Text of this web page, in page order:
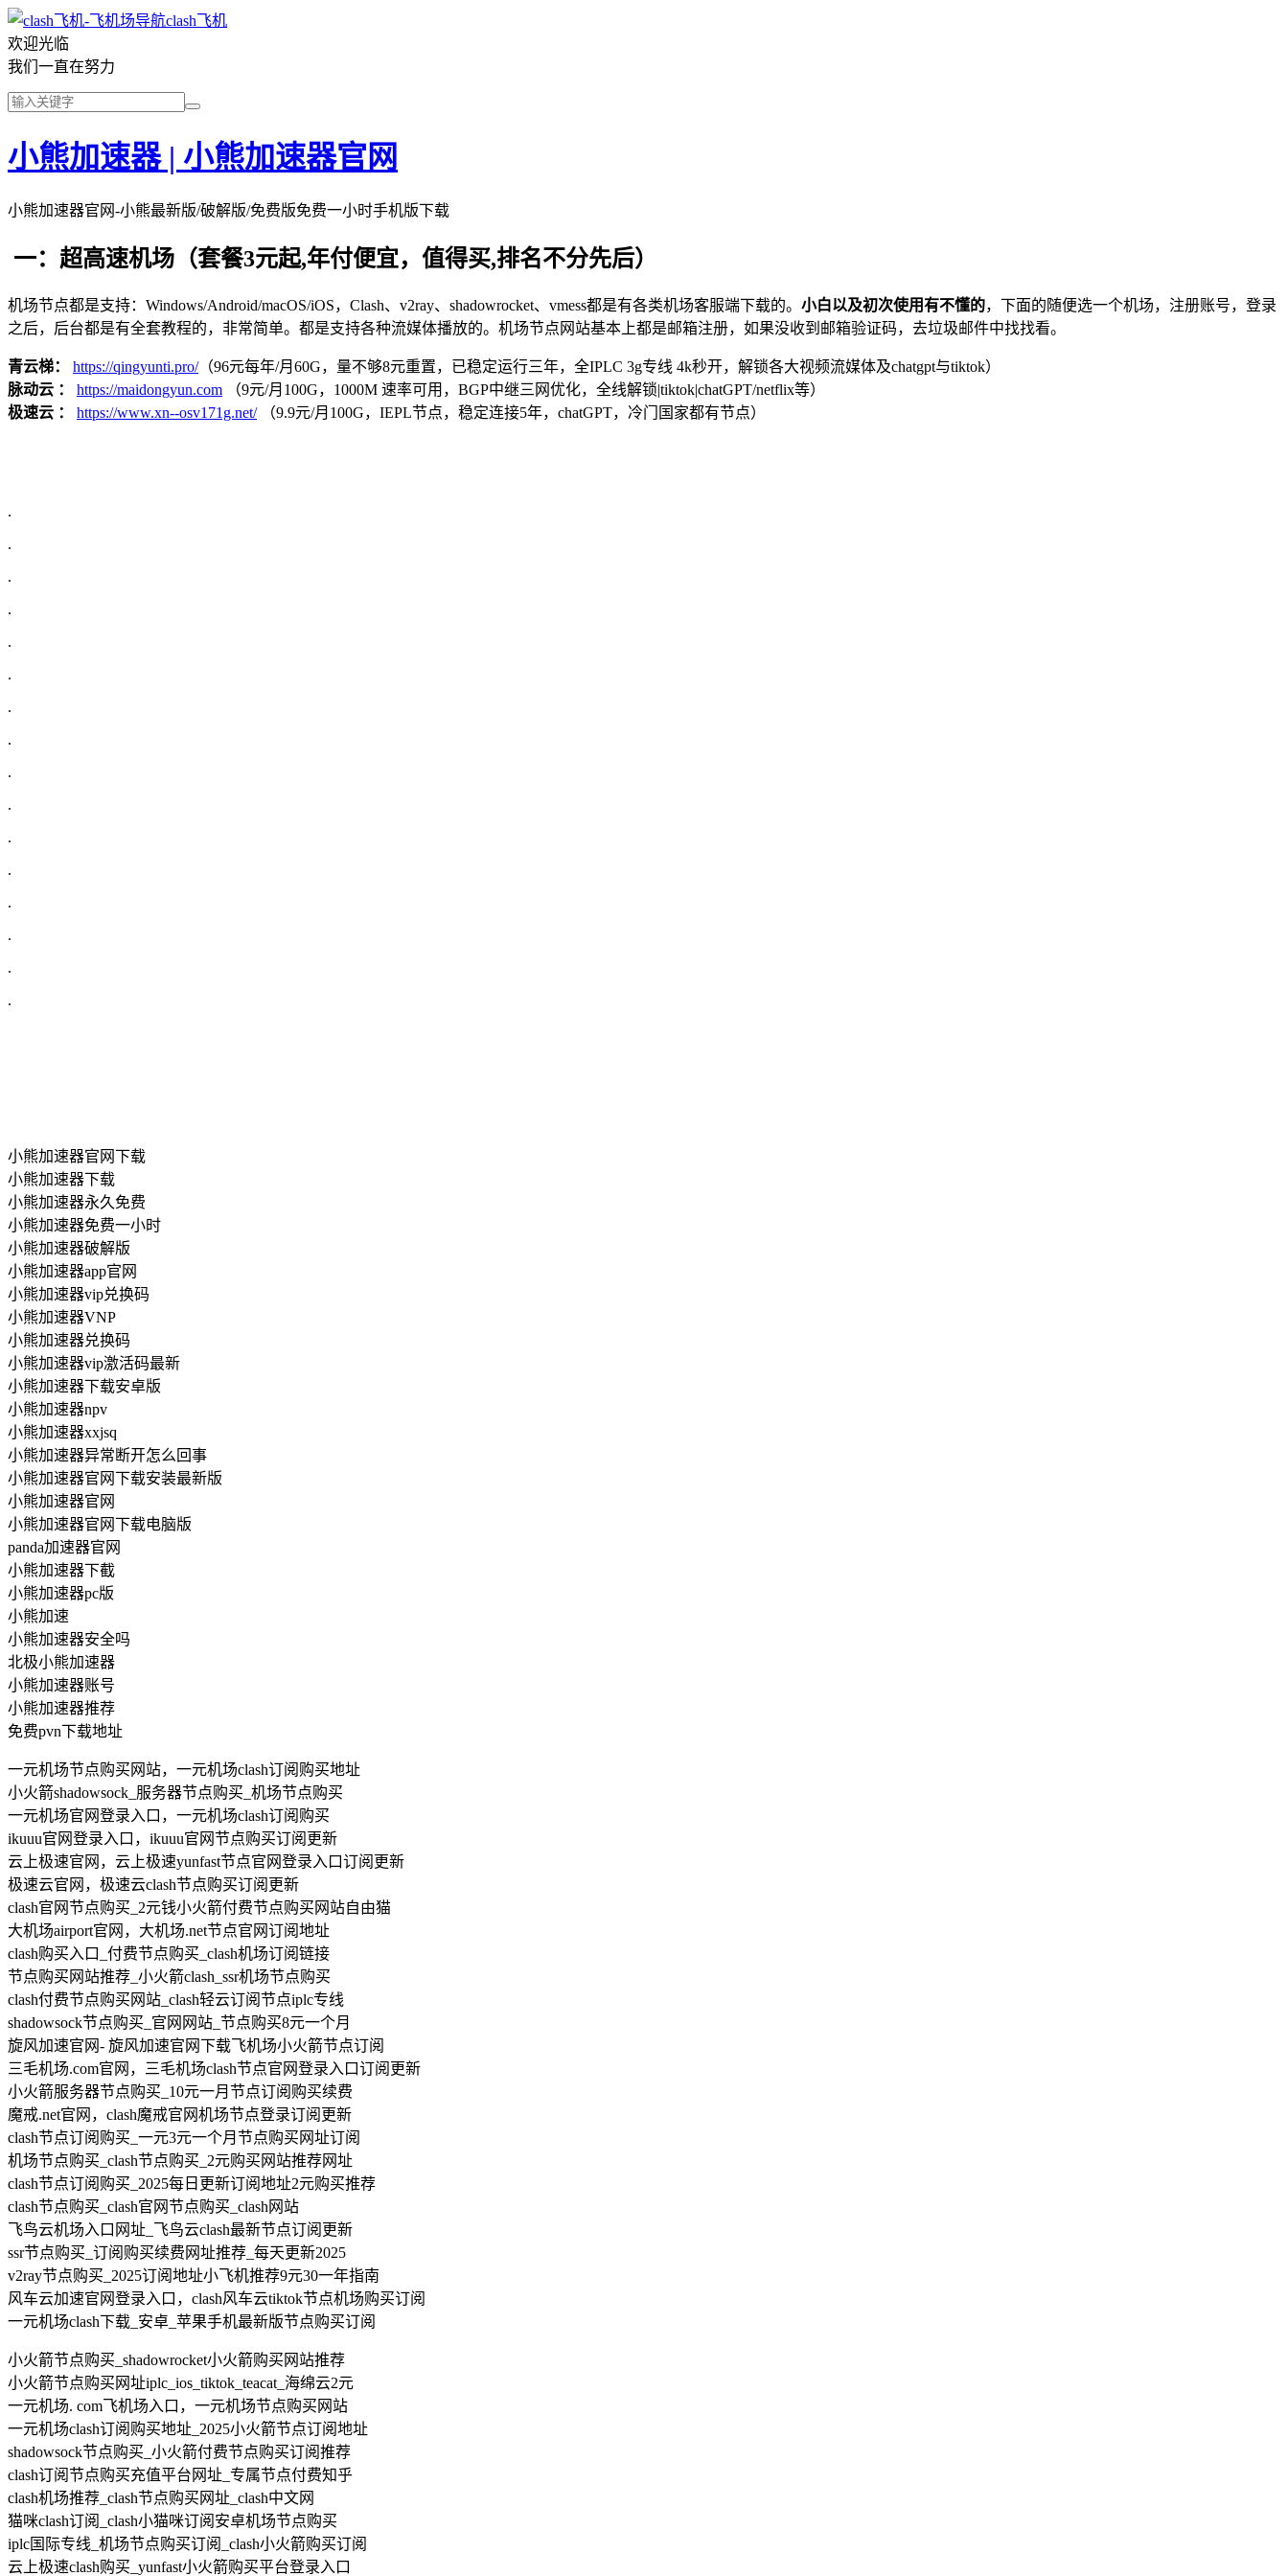
clash飞机
欢迎光临
我们一直在努力
小熊加速器 | 小熊加速器官网
小熊加速器官网-小熊最新版/破解版/免费版免费一小时手机版下载
一：超高速机场（套餐3元起,年付便宜，值得买,排名不分先后）
机场节点都是支持：Windows/Android/macOS/iOS，Clash、v2ray、shadowrocket、vmess都是有各类机场客服端下载的。 小白以及初次使用有不懂的，下面的随便选一个机场，注册账号，登录
之后，后台都是有全套教程的，非常简单。都是支持各种流媒体播放的。机场节点网站基本上都是邮箱注册，如果没收到邮箱验证码，去垃圾邮件中找找看。
青云梯： https://qingyunti.pro/（96元每年/月60G，量不够8元重置，已稳定运行三年，全IPLC 3g专线 4k秒开，解锁各大视频流媒体及chatgpt与tiktok）
脉动云 ：
https://maidongyun.com （9元/月100G，1000M 速率可用，BGP中继三网优化，全线解锁|tiktok|chatGPT/netflix等）
极速云 ：
https://www.xn--osv171g.net/（9.9元/月100G，IEPL节点，稳定连接5年，chatGPT，冷门国家都有节点）
.
.
.
.
.
.
.
.
.
.
.
.
.
.
.
.
小熊加速器官网下载
小熊加速器下载
小熊加速器永久免费
小熊加速器免费一小时
小熊加速器破解版
小熊加速器app官网
小熊加速器vip兑换码
小熊加速器VNP
小熊加速器兑换码
小熊加速器vip激活码最新
小熊加速器下载安卓版
小熊加速器npv
小熊加速器xxjsq
小熊加速器异常断开怎么回事
小熊加速器官网下载安装最新版
小熊加速器官网
小熊加速器官网下载电脑版
panda加速器官网
小熊加速器下截
小熊加速器pc版
小熊加速
小熊加速器安全吗
北极小熊加速器
小熊加速器账号
小熊加速器推荐
免费pvn下载地址
一元机场节点购买网站，一元机场clash订阅购买地址
小火箭shadowsock_服务器节点购买_机场节点购买
一元机场官网登录入口，一元机场clash订阅购买
ikuuu官网登录入口，ikuuu官网节点购买订阅更新
云上极速官网，云上极速yunfast节点官网登录入口订阅更新
极速云官网，极速云clash节点购买订阅更新
clash官网节点购买_2元钱小火箭付费节点购买网站自由猫
大机场airport官网，大机场.net节点官网订阅地址
clash购买入口_付费节点购买_clash机场订阅链接
节点购买网站推荐_小火箭clash_ssr机场节点购买
clash付费节点购买网站_clash轻云订阅节点iplc专线
shadowsock节点购买_官网网站_节点购买8元一个月
旋风加速官网- 旋风加速官网下载飞机场小火箭节点订阅
三毛机场.com官网，三毛机场clash节点官网登录入口订阅更新
小火箭服务器节点购买_10元一月节点订阅购买续费
魔戒.net官网，clash魔戒官网机场节点登录订阅更新
clash节点订阅购买_一元3元一个月节点购买网址订阅
机场节点购买_clash节点购买_2元购买网站推荐网址
clash节点订阅购买_2025每日更新订阅地址2元购买推荐
clash节点购买_clash官网节点购买_clash网站
飞鸟云机场入口网址_飞鸟云clash最新节点订阅更新
ssr节点购买_订阅购买续费网址推荐_每天更新2025
v2ray节点购买_2025订阅地址小飞机推荐9元30一年指南
风车云加速官网登录入口，clash风车云tiktok节点机场购买订阅
一元机场clash下载_安卓_苹果手机最新版节点购买订阅
小火箭节点购买_shadowrocket小火箭购买网站推荐
小火箭节点购买网址iplc_ios_tiktok_teacat_海绵云2元
一元机场. com飞机场入口，一元机场节点购买网站
一元机场clash订阅购买地址_2025小火箭节点订阅地址
shadowsock节点购买_小火箭付费节点购买订阅推荐
clash订阅节点购买充值平台网址_专属节点付费知乎
clash机场推荐_clash节点购买网址_clash中文网
猫咪clash订阅_clash小猫咪订阅安卓机场节点购买
iplc国际专线_机场节点购买订阅_clash小火箭购买订阅
云上极速clash购买_yunfast小火箭购买平台登录入口